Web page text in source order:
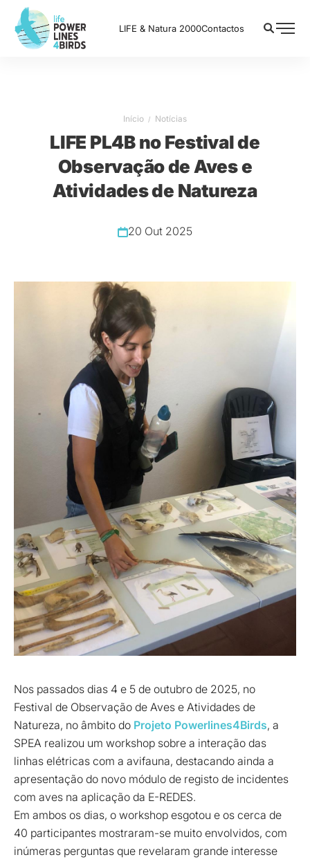
LIFE & Natura 2000Contactos
Início Notícias
LIFE PL4B no Festival de
Observação de Aves e
Atividades de Natureza
20 Out 2025
Nos passados dias 4 e 5 de outubro de 2025, no
Festival de Observação de Aves e Atividades de
Natureza, no âmbito do Projeto Powerlines4Birds, a
SPEA realizou um workshop sobre a interação das
linhas elétricas com a avifauna, destacando ainda a
apresentação do novo módulo de registo de incidentes
com aves na aplicação da E-REDES.
Em ambos os dias, o workshop esgotou e os cerca de
40 participantes mostraram-se muito envolvidos, com
inúmeras perguntas que revelaram grande interesse